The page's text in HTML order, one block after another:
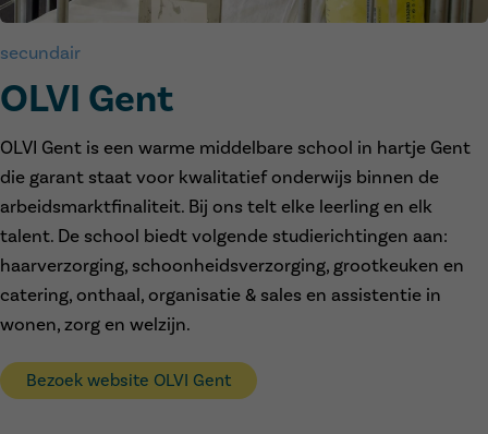
secundair
OLVI Gent
OLVI Gent is een warme middelbare school in hartje Gent
die garant staat voor kwalitatief onderwijs binnen de
arbeidsmarktfinaliteit. Bij ons telt elke leerling en elk
talent. De school biedt volgende studierichtingen aan:
haarverzorging, schoonheidsverzorging, grootkeuken en
catering, onthaal, organisatie & sales en assistentie in
wonen, zorg en welzijn.
Bezoek website OLVI Gent